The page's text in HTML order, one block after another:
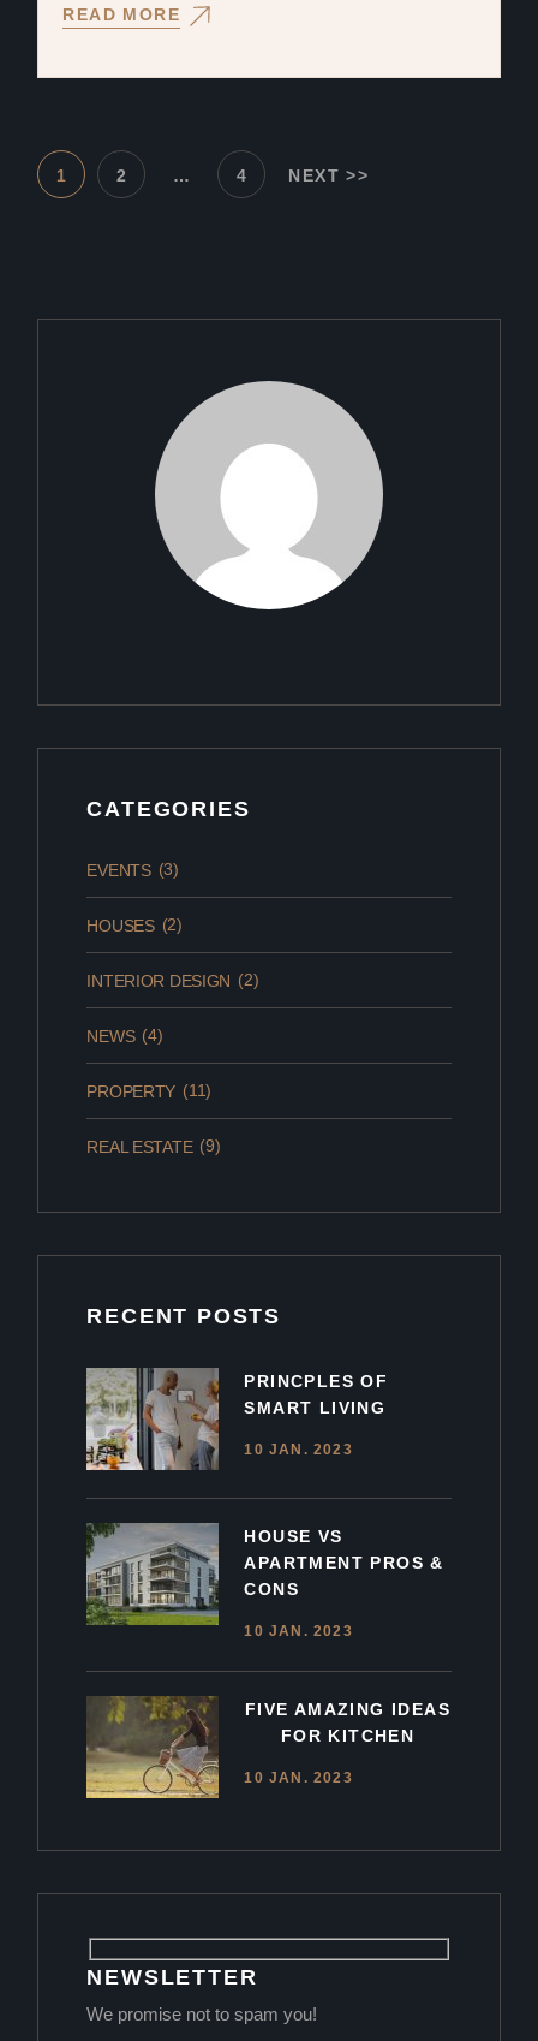
CATEGORIES
EVENTS (3)
HOUSES (2)
INTERIOR DESIGN (2)
NEWS (4)
PROPERTY (11)
REAL ESTATE (9)
RECENT POSTS
PRINCPLES OF
SMART LIVING
10 JAN. 2023
HOUSE VS
APARTMENT PROS &
CONS
10 JAN. 2023
FIVE AMAZING IDEAS
FOR KITCHEN
10 JAN. 2023
NEWSLETTER
We promise not to spam you!
READ MORE
1 2 … 4 NEXT >>